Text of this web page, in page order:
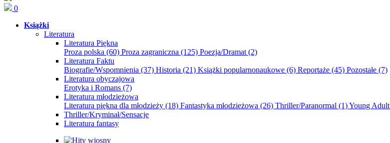
0
Książki
Literatura
Literatura Piękna
Proza polska (60) Proza zagraniczna (125) Poezja/Dramat (2)
Literatura Faktu
Biografie/Wspomnienia (37) Historia (21) Książki popularnonaukowe (6) Reportaże (45) Pozostałe (7)
Literatura obyczajowa
Erotyka i Romans (7)
Literatura młodzieżowa
Literatura piękna dla młodzieży (18) Fantastyka młodzieżowa (26) Thriller/Paranormal (1)Young Adult
Thriller/Kryminał/Sensacje
Literatura fantasy